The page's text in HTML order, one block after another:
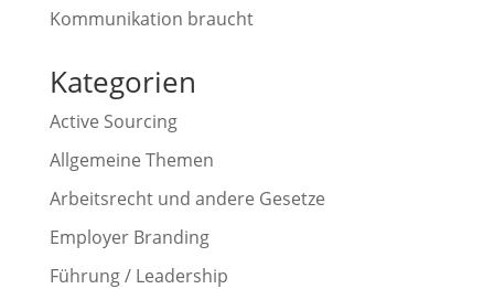
Kommunikation braucht
Kategorien
Active Sourcing
Allgemeine Themen
Arbeitsrecht und andere Gesetze
Employer Branding
Führung / Leadership